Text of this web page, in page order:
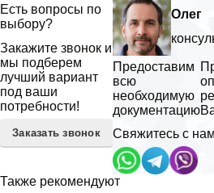
Есть вопросы по
выбору?
Закажите звонок и
мы подберем
лучший вариант
под ваши
потребности!
Заказать звонок
Олег
Предоставим
всю
необходимую
документацию
Свяжитесь с
Также рекомендуют